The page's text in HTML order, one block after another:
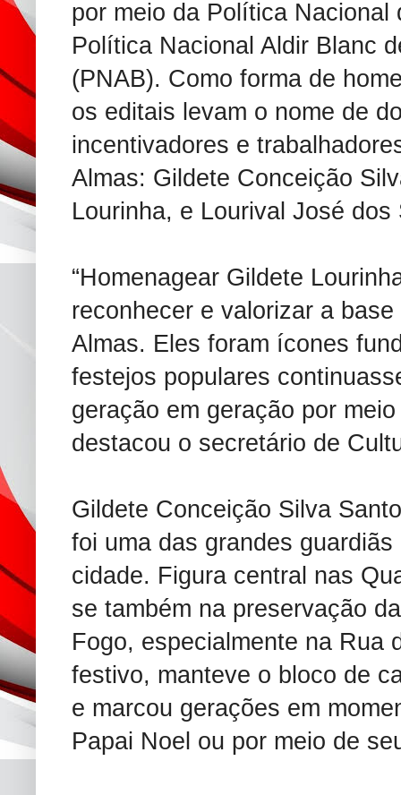
por meio da Política
Política Nacional Aldir Blanc
(PNAB). Como forma de
os editais levam o nome de
incentivadores e
Almas: Gildete Conceição
Lourinha, e Lourival José dos
“Homenagear Gildete
reconhecer e valorizar a
Almas. Eles foram ícones
festejos populares
geração em geração por
destacou o secretário de
Gildete Conceição Silva
foi uma das grandes
cidade. Figura central nas
se também na preservação
Fogo, especialmente na Rua
festivo, manteve o bloco de
e marcou gerações em
Papai Noel ou por meio de